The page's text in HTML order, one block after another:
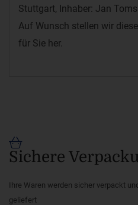
Stuttgart, Inhaber: Jan
Auf Wunsch stellen wir
für Sie her.
Sichere
Ihre Waren werden sicher verpackt
geliefert